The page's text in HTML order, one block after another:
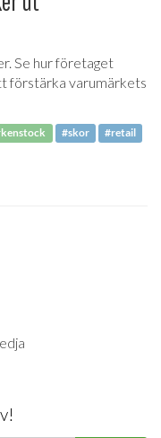
Se hur företaget
förstärka varumärkets
#skor #retail